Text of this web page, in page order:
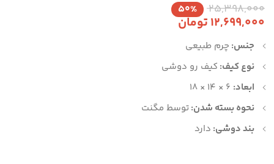
25,398,000
50%
12,699,000تومان
جنس: چرم طبیعی
نوع کیف: کیف رو دوشی
ابعاد:
نحوه بسته شدن:توسط مگنت
بند دوشی: دارد